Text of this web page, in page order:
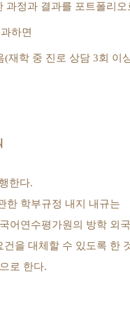
과정과 결과를 포트폴리오
하면
(재학 중 진로 상담 3회 이
한다.
한 학부규정 내지 내규는
어연수평가원의 방학 외
건을 대체할 수 있도록 한
로 한다.